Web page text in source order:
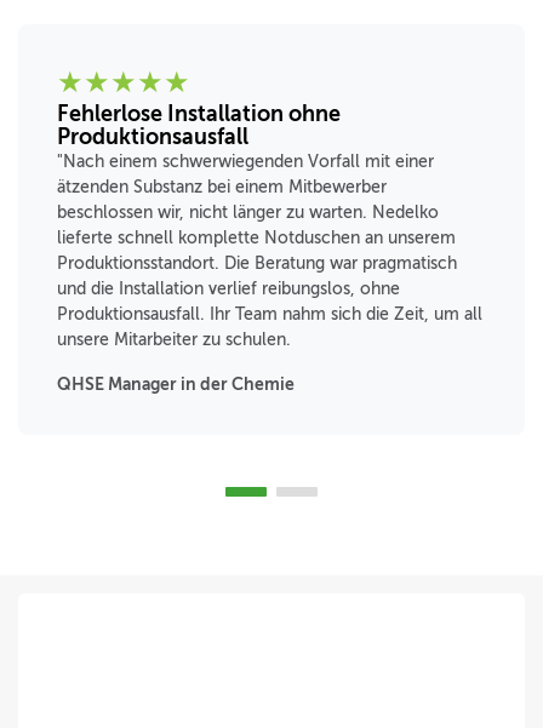
★★★★★
Fehlerlose Installation ohne
Produktionsausfall
"Nach einem schwerwiegenden Vorfall mit einer
ätzenden Substanz bei einem Mitbewerber
beschlossen wir, nicht länger zu warten. Nedelko
lieferte schnell komplette Notduschen an unserem
Produktionsstandort. Die Beratung war pragmatisch
und die Installation verlief reibungslos, ohne
Produktionsausfall. Ihr Team nahm sich die Zeit, um all
unsere Mitarbeiter zu schulen.
QHSE Manager in der Chemie